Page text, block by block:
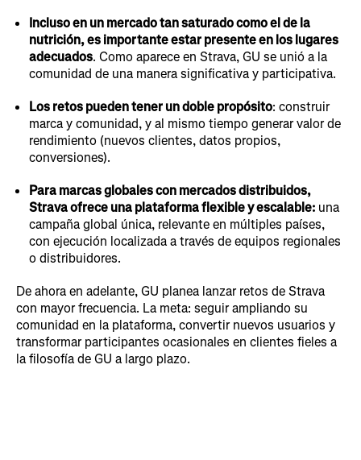
Incluso en un mercado tan saturado como el de la
nutrición, es importante estar presente en los lugares
adecuados. Como aparece en Strava, GU se unió a la
comunidad de una manera significativa y participativa.
Los retos pueden tener un doble propósito: construir
marca y comunidad, y al mismo tiempo generar valor de
rendimiento (nuevos clientes, datos propios,
conversiones).
Para marcas globales con mercados distribuidos,
Strava ofrece una plataforma flexible y escalable: una
campaña global única, relevante en múltiples países,
con ejecución localizada a través de equipos regionales
o distribuidores.
De ahora en adelante, GU planea lanzar retos de Strava
con mayor frecuencia. La meta: seguir ampliando su
comunidad en la plataforma, convertir nuevos usuarios y
transformar participantes ocasionales en clientes fieles a
la filosofía de GU a largo plazo.